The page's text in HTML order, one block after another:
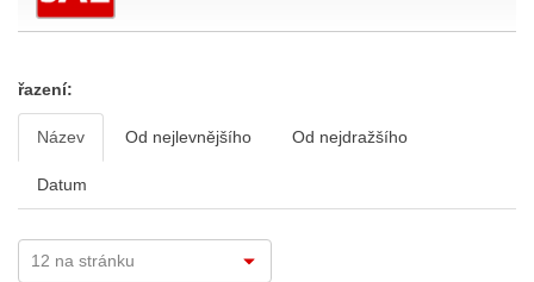
řazení:
Název Od nejlevnějšího Od nejdražšího
Datum